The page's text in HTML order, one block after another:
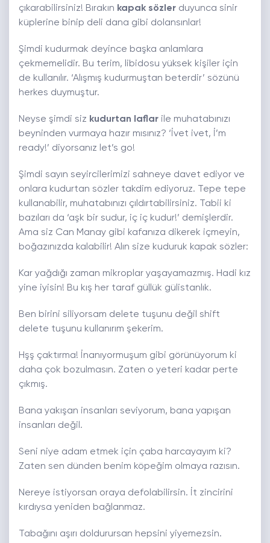
çıkarabilirsiniz! Bırakın kapak sözler duyunca sinir
küplerine binip deli dana gibi dolansınlar!
Şimdi kudurmak deyince başka anlamlara
çekmemelidir. Bu terim, libidosu yüksek kişiler için
de kullanılır. ‘Alışmış kudurmuştan beterdir’ sözünü
herkes duymuştur.
Neyse şimdi siz kudurtan laflar ile muhatabınızı
beyninden vurmaya hazır mısınız? ‘İvet ivet, İ’m
ready!’ diyorsanız let’s go!
Şimdi sayın seyircilerimizi sahneye davet ediyor ve
onlara kudurtan sözler takdim ediyoruz. Tepe tepe
kullanabilir, muhatabınızı çıldırtabilirsiniz. Tabii ki
bazıları da ‘aşk bir sudur, iç iç kudur!’ demişlerdir.
Ama siz Can Manay gibi kafanıza dikerek içmeyin,
boğazınızda kalabilir! Alın size kuduruk kapak sözler:
Kar yağdığı zaman mikroplar yaşayamazmış. Hadi kız
yine iyisin! Bu kış her taraf güllük gülistanlık.
Ben birini siliyorsam delete tuşunu değil shift
delete tuşunu kullanırım şekerim.
Hşş çaktırma! İnanıyormuşum gibi görünüyorum ki
daha çok bozulmasın. Zaten o yeteri kadar perte
çıkmış.
Bana yakışan insanları seviyorum, bana yapışan
insanları değil.
Seni niye adam etmek için çaba harcayayım ki?
Zaten sen dünden benim köpeğim olmaya razısın.
Nereye istiyorsan oraya defolabilirsin. İt zincirini
kırdıysa yeniden bağlanmaz.
Tabağını aşırı doldurursan hepsini yiyemezsin.